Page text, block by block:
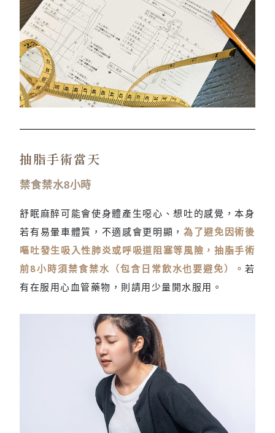
抽脂手術當天
禁食禁水8小時
舒眠麻醉可能會使身體產生噁心、想吐的感覺，本身
若有易暈車體質，不適感會更明顯，為了避免因術後
嘔吐發生吸入性肺炎或呼吸道阻塞等風險，抽脂手術
前8小時須禁食禁水（包含日常飲水也要避免）。若
有在服用心血管藥物，則請用少量開水服用。